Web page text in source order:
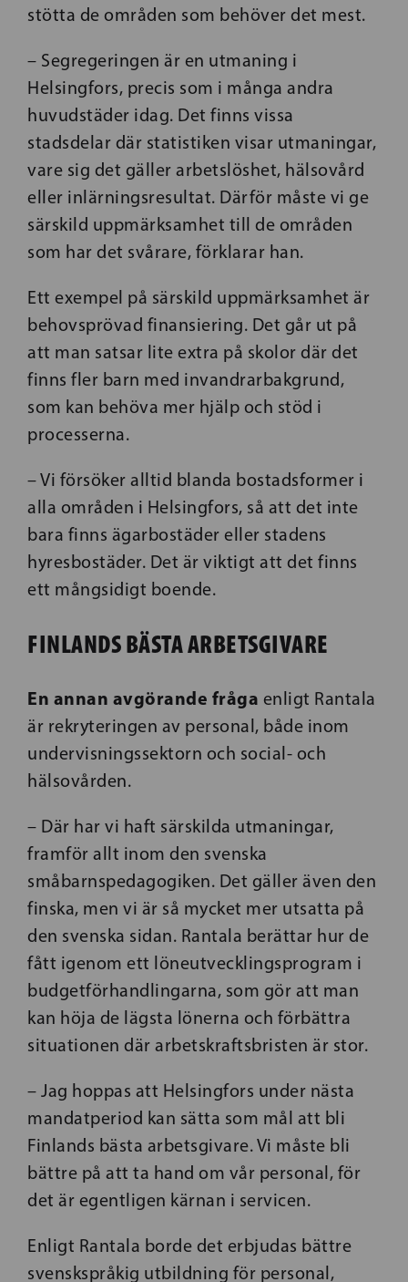
stötta de områden som behöver det mest.
– Segregeringen är en utmaning i
Helsingfors, precis som i många andra
huvudstäder idag. Det finns vissa
stadsdelar där statistiken visar utmaningar,
vare sig det gäller arbetslöshet, hälsovård
eller inlärningsresultat. Därför måste vi ge
särskild uppmärksamhet till de områden
som har det svårare, förklarar han.
Ett exempel på särskild uppmärksamhet är
behovsprövad finansiering. Det går ut på
att man satsar lite extra på skolor där det
finns fler barn med invandrarbakgrund,
som kan behöva mer hjälp och stöd i
processerna.
– Vi försöker alltid blanda bostadsformer i
alla områden i Helsingfors, så att det inte
bara finns ägarbostäder eller stadens
hyresbostäder. Det är viktigt att det finns
ett mångsidigt boende.
FINLANDS BÄSTA ARBETSGIVARE
En annan avgörande fråga enligt Rantala
är rekryteringen av personal, både inom
undervisningssektorn och social- och
hälsovården.
– Där har vi haft särskilda utmaningar,
framför allt inom den svenska
småbarnspedagogiken. Det gäller även den
finska, men vi är så mycket mer utsatta på
den svenska sidan. Rantala berättar hur de
fått igenom ett löneutvecklingsprogram i
budgetförhandlingarna, som gör att man
kan höja de lägsta lönerna och förbättra
situationen där arbetskraftsbristen är stor.
– Jag hoppas att Helsingfors under nästa
mandatperiod kan sätta som mål att bli
Finlands bästa arbetsgivare. Vi måste bli
bättre på att ta hand om vår personal, för
det är egentligen kärnan i servicen.
Enligt Rantala borde det erbjudas bättre
svenskspråkig utbildning för personal,